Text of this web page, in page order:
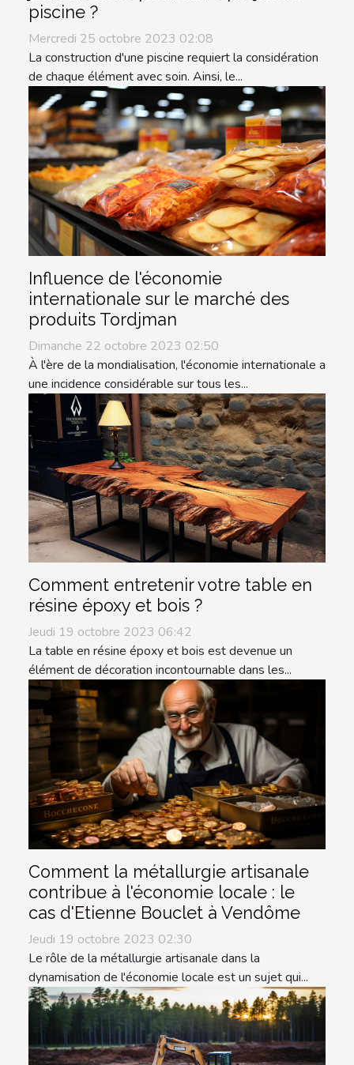
piscine ?
Mercredi 25 octobre 2023 02:08
La construction d'une piscine requiert la considération
de chaque élément avec soin. Ainsi, le...
Influence de l'économie
internationale sur le marché des
produits Tordjman
Dimanche 22 octobre 2023 02:50
À l'ère de la mondialisation, l'économie internationale a
une incidence considérable sur tous les...
Comment entretenir votre table en
résine époxy et bois ?
Jeudi 19 octobre 2023 06:42
La table en résine époxy et bois est devenue un
élément de décoration incontournable dans les...
Comment la métallurgie artisanale
contribue à l'économie locale : le
cas d'Etienne Bouclet à Vendôme
Jeudi 19 octobre 2023 02:30
Le rôle de la métallurgie artisanale dans la
dynamisation de l'économie locale est un sujet qui...